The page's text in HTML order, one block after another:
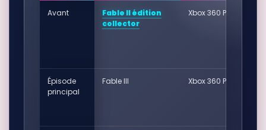
Avant
Fable II édition
collector
Xbox 360 PAL
Épisode
principal
Fable III Xbox 360 PAL